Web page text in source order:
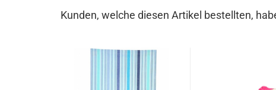
Kunden, welche diesen Artikel bestellten,